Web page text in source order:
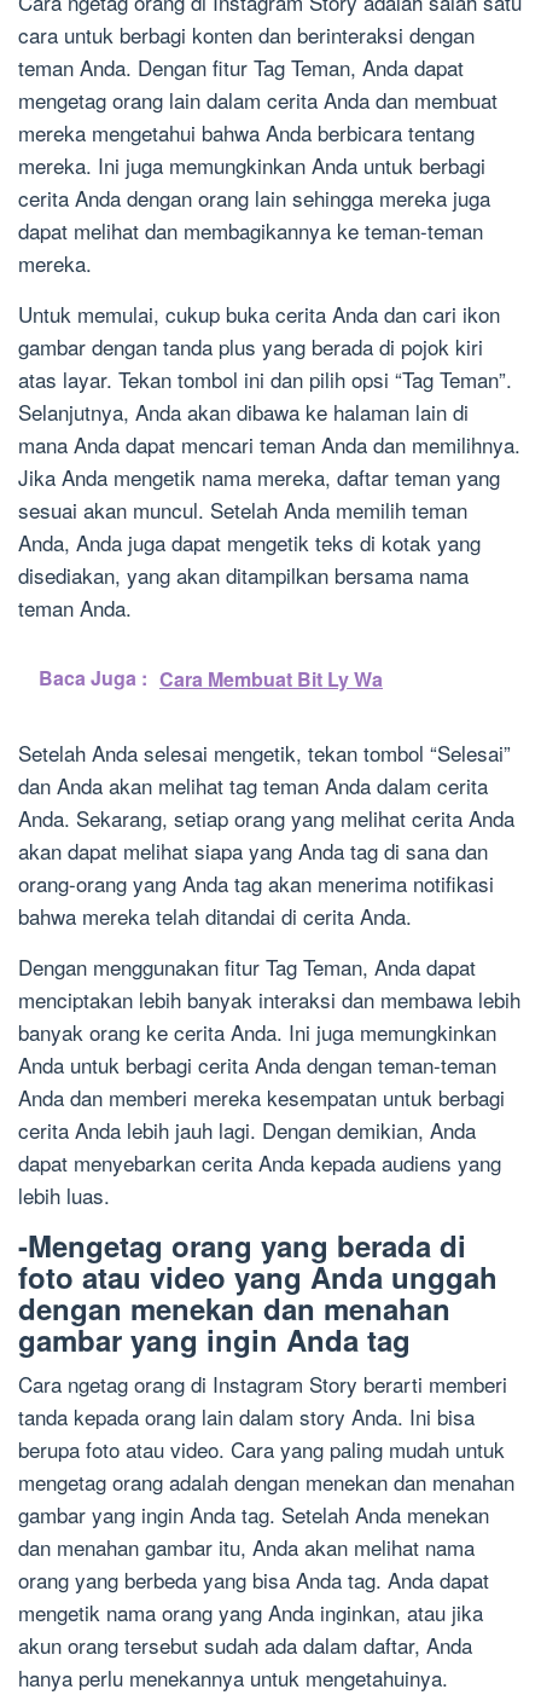
cara untuk berbagi konten dan berinteraksi dengan
teman Anda. Dengan fitur Tag Teman, Anda dapat
mengetag orang lain dalam cerita Anda dan membuat
mereka mengetahui bahwa Anda berbicara tentang
mereka. Ini juga memungkinkan Anda untuk berbagi
cerita Anda dengan orang lain sehingga mereka juga
dapat melihat dan membagikannya ke teman-teman
mereka.
Untuk memulai, cukup buka cerita Anda dan cari ikon
gambar dengan tanda plus yang berada di pojok kiri
atas layar. Tekan tombol ini dan pilih opsi “Tag Teman”.
Selanjutnya, Anda akan dibawa ke halaman lain di
mana Anda dapat mencari teman Anda dan memilihnya.
Jika Anda mengetik nama mereka, daftar teman yang
sesuai akan muncul. Setelah Anda memilih teman
Anda, Anda juga dapat mengetik teks di kotak yang
disediakan, yang akan ditampilkan bersama nama
teman Anda.
Baca Juga : Cara Membuat Bit Ly Wa
Setelah Anda selesai mengetik, tekan tombol “Selesai”
dan Anda akan melihat tag teman Anda dalam cerita
Anda. Sekarang, setiap orang yang melihat cerita Anda
akan dapat melihat siapa yang Anda tag di sana dan
orang-orang yang Anda tag akan menerima notifikasi
bahwa mereka telah ditandai di cerita Anda.
Dengan menggunakan fitur Tag Teman, Anda dapat
menciptakan lebih banyak interaksi dan membawa lebih
banyak orang ke cerita Anda. Ini juga memungkinkan
Anda untuk berbagi cerita Anda dengan teman-teman
Anda dan memberi mereka kesempatan untuk berbagi
cerita Anda lebih jauh lagi. Dengan demikian, Anda
dapat menyebarkan cerita Anda kepada audiens yang
lebih luas.
-Mengetag orang yang berada di
foto atau video yang Anda unggah
dengan menekan dan menahan
gambar yang ingin Anda tag
Cara ngetag orang di Instagram Story berarti memberi
tanda kepada orang lain dalam story Anda. Ini bisa
berupa foto atau video. Cara yang paling mudah untuk
mengetag orang adalah dengan menekan dan menahan
gambar yang ingin Anda tag. Setelah Anda menekan
dan menahan gambar itu, Anda akan melihat nama
orang yang berbeda yang bisa Anda tag. Anda dapat
mengetik nama orang yang Anda inginkan, atau jika
akun orang tersebut sudah ada dalam daftar, Anda
hanya perlu menekannya untuk mengetahuinya.